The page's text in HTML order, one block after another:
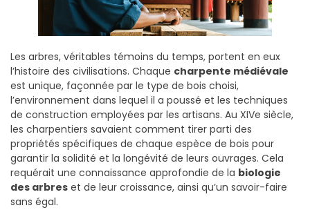
Les arbres, véritables témoins du temps, portent en eux
l’histoire des civilisations. Chaque charpente médiévale
est unique, façonnée par le type de bois choisi,
l’environnement dans lequel il a poussé et les techniques
de construction employées par les artisans. Au XIVe siècle,
les charpentiers savaient comment tirer parti des
propriétés spécifiques de chaque espèce de bois pour
garantir la solidité et la longévité de leurs ouvrages. Cela
requérait une connaissance approfondie de la biologie
des arbres et de leur croissance, ainsi qu’un savoir-faire
sans égal.